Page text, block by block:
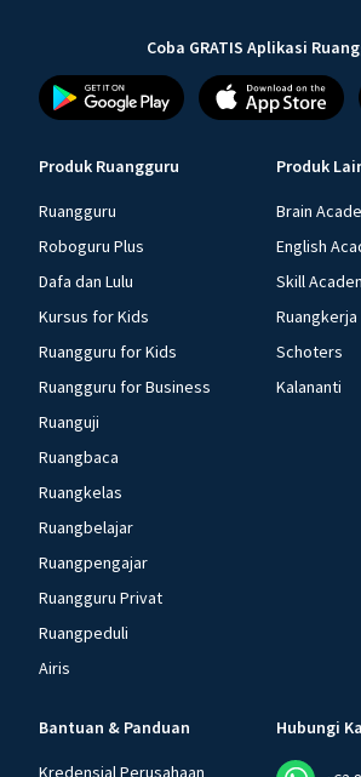
Coba GRATIS Aplikasi
Produk Ruangguru
Ruangguru
Roboguru Plus
Dafa dan Lulu
Kursus for Kids
Ruangguru for Kids
Ruangguru for Business
Ruanguji
Ruangbaca
Ruangkelas
Ruangbelajar
Ruangpengajar
Ruangguru Privat
Ruangpeduli
Airis
Produk
Brain
English
Skill
Ruangkerja
Schoters
Kalananti
Bantuan & Panduan
Kredensial Perusahaan
Hubungi